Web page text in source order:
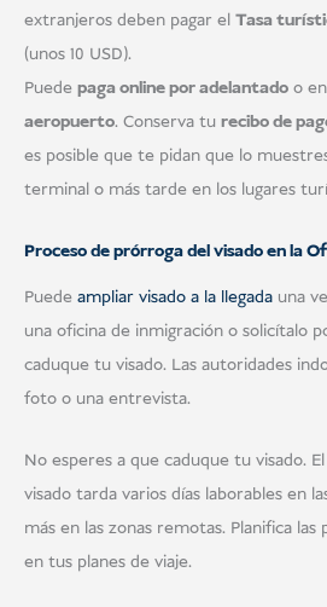
extranjeros deben pagar el Tasa
(unos 10 USD).
Puede paga online por adelantado o en
aeropuerto. Conserva tu recibo de
es posible que te pidan que lo
terminal o más tarde en los lugares
Proceso de prórroga del visado en la
Puede ampliar visado a la llegada una
una oficina de inmigración o solicítalo
caduque tu visado. Las autoridades
foto o una entrevista.
No esperes a que caduque tu visado.
visado tarda varios días laborables en
más en las zonas remotas. Planifica las
en tus planes de viaje.